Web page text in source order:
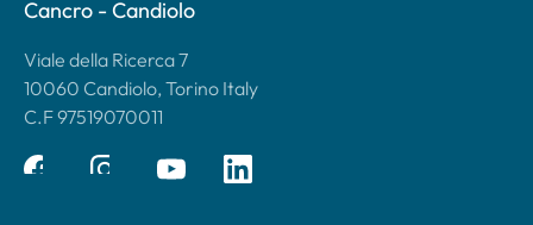
Cancro - Candiolo
Viale della Ricerca 7
10060 Candiolo, Torino Italy
C.F 97519070011